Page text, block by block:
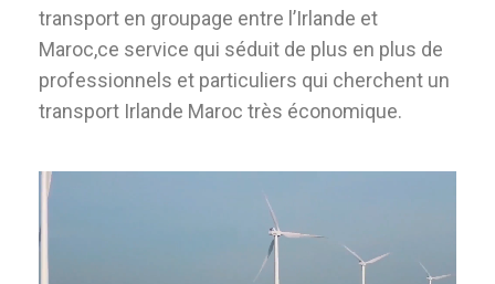
transport en groupage entre l’Irlande et
Maroc,ce service qui séduit de plus en plus de
professionnels et particuliers qui cherchent un
transport Irlande Maroc très économique.